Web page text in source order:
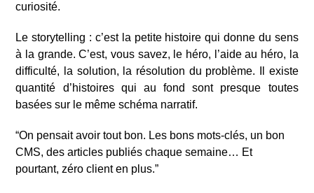
curiosité.
Le storytelling : c’est la petite histoire qui donne du sens
à la grande. C’est, vous savez, le héro, l’aide au héro, la
difficulté, la solution, la résolution du problème. Il existe
quantité d’histoires qui au fond sont presque toutes
basées sur le même schéma narratif.
“On pensait avoir tout bon. Les bons mots-clés, un bon
CMS, des articles publiés chaque semaine… Et
pourtant, zéro client en plus.”